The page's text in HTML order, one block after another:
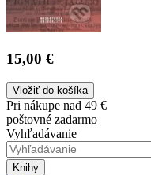
15,00 €
Vložiť do košíka
Pri nákupe nad 49 €
poštovné zadarmo
Vyhľadávanie
Knihy